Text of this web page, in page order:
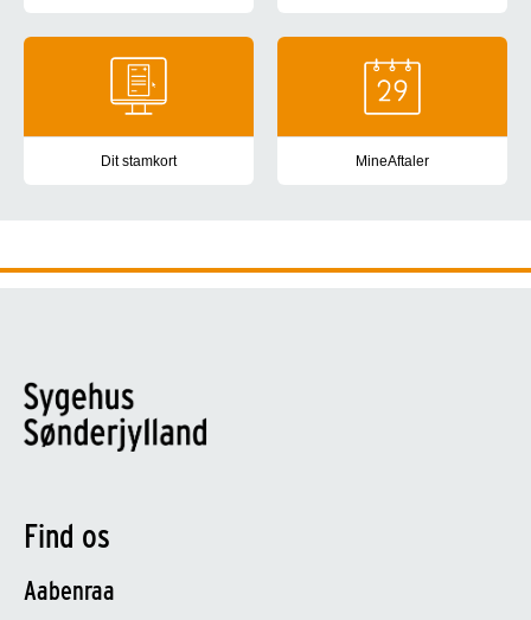
Dit stamkort MineAftaler
Find os
Aabenraa